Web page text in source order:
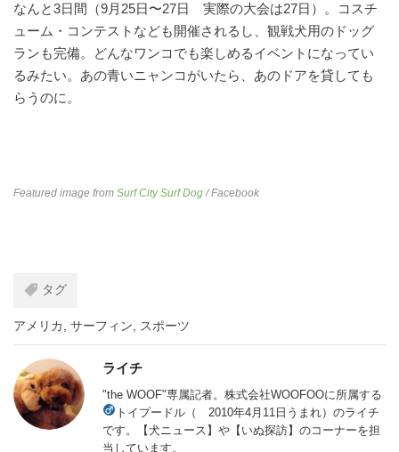
なんと3日間（9月25日〜27日 実際の大会は27日）。コスチ
ューム・コンテストなども開催されるし、観戦犬用のドッグ
ランも完備。どんなワンコでも楽しめるイベントになってい
るみたい。あの青いニャンコがいたら、あのドアを貸しても
らうのに。
Featured image from Surf City Surf Dog/ Facebook
タグ
アメリカ サーフィン スポーツ
ライチ
"the WOOF"専属記者。株式会社WOOFOOに所属する
トイプードル（
2010年4月11日うまれ）のライチ
です。【犬ニュース】や【いぬ探訪】のコーナーを担
当しています。